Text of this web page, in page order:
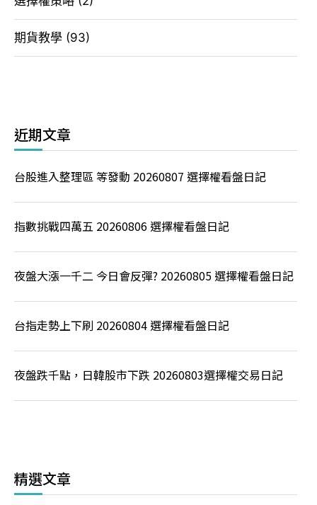
期貨教學 (93)
近期文章
台股進入整理區 等發動 20260807 選擇權看盤日記
指數挑戰四萬五 20260806 選擇權看盤日記
夜盤大漲一千二 今日會反彈? 20260805 選擇權看盤日記
台指走勢上下刷 20260804 選擇權看盤日記
夜盤跌千點，日韓股市下跌 20260803選擇權交易日記
精選文章